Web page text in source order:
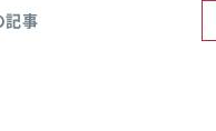
記事